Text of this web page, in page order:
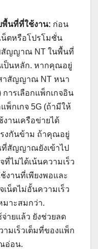
พื้นที่ที่ใช้งาน: ก่อน
น็ตหรือโปรโมชั่น
สัญญาณ NT ในพื้นที่
ป็นหลัก. หากคุณอยู่
าสัญญาณ NT หนา
ารเลือกแพ็กเกจอิน
พ็กเกจ 5G (ถ้ามีให้
านเครือข่ายได้
งกันข้าม ถ้าคุณอยู่
สัญญาณยังเข้าไป
ที่ไม่ได้เน้นความเร็ว
งานที่เพียงพอและ
เน็ตไม่อั้นความเร็ว
มาะสมกว่า.
ายแล้ว ยังช่วยลด
ามเร็วเต็มที่ของแพ็ก
อ่อน.